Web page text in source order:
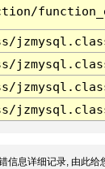
信息详细记录, 由此给